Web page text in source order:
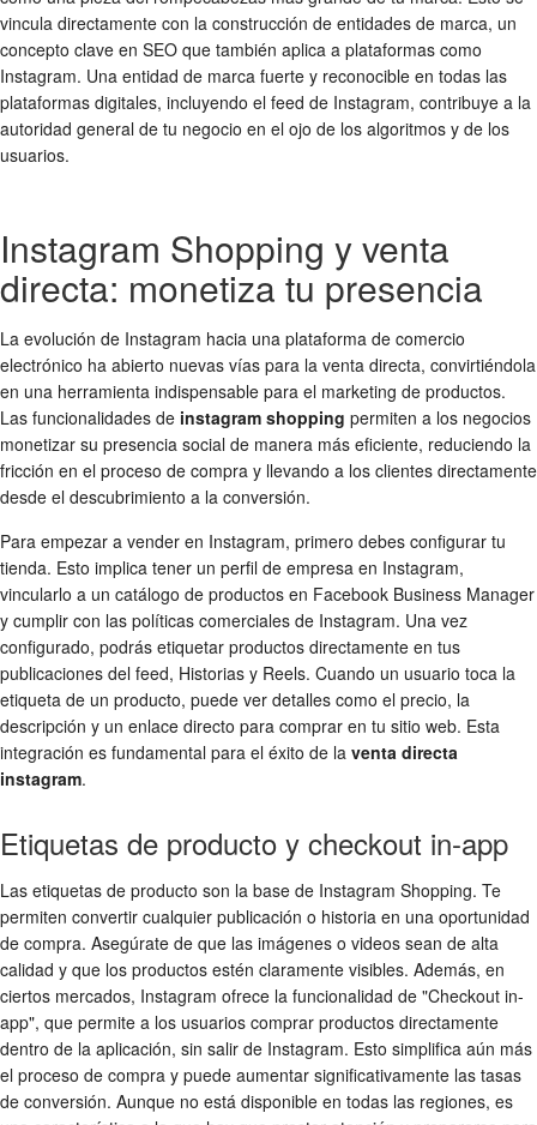
vincula directamente con la construcción de entidades de marca, un
concepto clave en SEO que también aplica a plataformas como
Instagram. Una entidad de marca fuerte y reconocible en todas las
plataformas digitales, incluyendo el feed de Instagram, contribuye a la
autoridad general de tu negocio en el ojo de los algoritmos y de los
usuarios.
Instagram Shopping y venta
directa: monetiza tu presencia
La evolución de Instagram hacia una plataforma de comercio
electrónico ha abierto nuevas vías para la venta directa, convirtiéndola
en una herramienta indispensable para el marketing de productos.
Las funcionalidades de instagram shopping permiten a los negocios
monetizar su presencia social de manera más eficiente, reduciendo la
fricción en el proceso de compra y llevando a los clientes directamente
desde el descubrimiento a la conversión.
Para empezar a vender en Instagram, primero debes configurar tu
tienda. Esto implica tener un perfil de empresa en Instagram,
vincularlo a un catálogo de productos en Facebook Business Manager
y cumplir con las políticas comerciales de Instagram. Una vez
configurado, podrás etiquetar productos directamente en tus
publicaciones del feed, Historias y Reels. Cuando un usuario toca la
etiqueta de un producto, puede ver detalles como el precio, la
descripción y un enlace directo para comprar en tu sitio web. Esta
integración es fundamental para el éxito de la venta directa
instagram.
Etiquetas de producto y checkout in-app
Las etiquetas de producto son la base de Instagram Shopping. Te
permiten convertir cualquier publicación o historia en una oportunidad
de compra. Asegúrate de que las imágenes o videos sean de alta
calidad y que los productos estén claramente visibles. Además, en
ciertos mercados, Instagram ofrece la funcionalidad de "Checkout in-
app", que permite a los usuarios comprar productos directamente
dentro de la aplicación, sin salir de Instagram. Esto simplifica aún más
el proceso de compra y puede aumentar significativamente las tasas
de conversión. Aunque no está disponible en todas las regiones, es